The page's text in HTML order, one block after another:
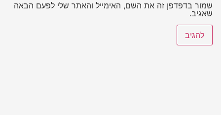
שמור בדפדפן זה את השם, האימייל והאתר שלי לפעם הבאה
שאגיב.